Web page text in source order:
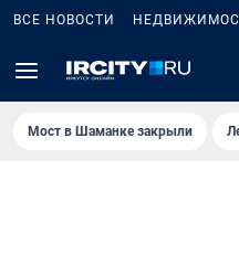
ВСЕ НОВОСТИ
Мост в Шаманке закрыли